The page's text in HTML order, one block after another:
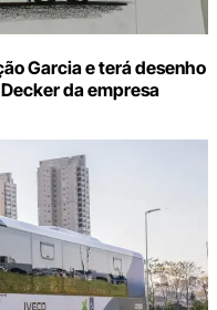
Garcia e terá desenho
da empresa